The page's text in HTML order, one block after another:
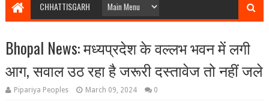
CHHATTISGARH
Bhopal News: मध्यप्रदेश के वल्लभ भवन में लगी
आग, सवाल उठ रहा है जरूरी दस्तावेज तो नहीं जले
Pipariya Peoples March 09, 2024 0